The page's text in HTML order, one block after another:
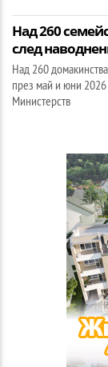
Над 260
след
Над 260
през май и юни 2026
Министерств